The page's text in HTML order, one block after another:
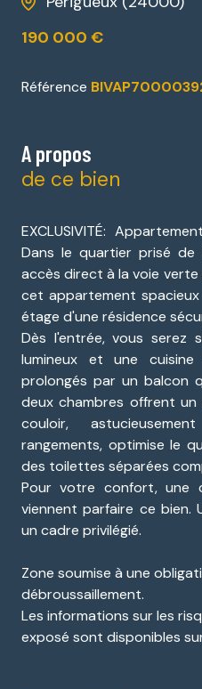
190 000 €
Référence
A propos
de ce bien
EXCLUSIVITÉ:
Dans le quartier prisé de
accès direct à la voie
cet appartement
étage d'une résidence
Dès l'entrée, vous serez
lumineux et une
prolongés par un balcon
deux chambres offrent
couloir,
rangements, optimise le
des toilettes séparées
Pour votre confort, une
viennent parfaire ce bien.
un cadre privilégié.
Zone soumise à une
débroussaillement.
Les informations sur les
exposé sont disponibles